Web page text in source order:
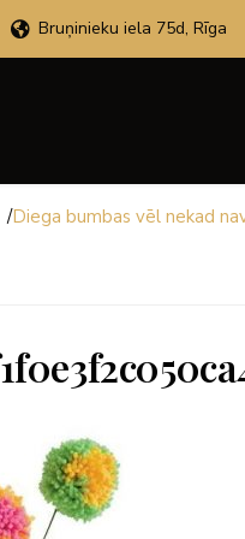
Bruņinieku iela 75d, Rīga
/Diega bumbas vēl nekad